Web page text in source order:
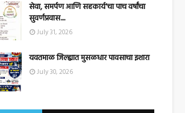
सेवा, समर्पण आणि सहकार्य'चा पाच वर्षांचा
सुवर्णप्रवास....
July 31, 2026
यवतमाळ जिल्ह्यात मुसळधार पावसाचा इशारा
July 30, 2026